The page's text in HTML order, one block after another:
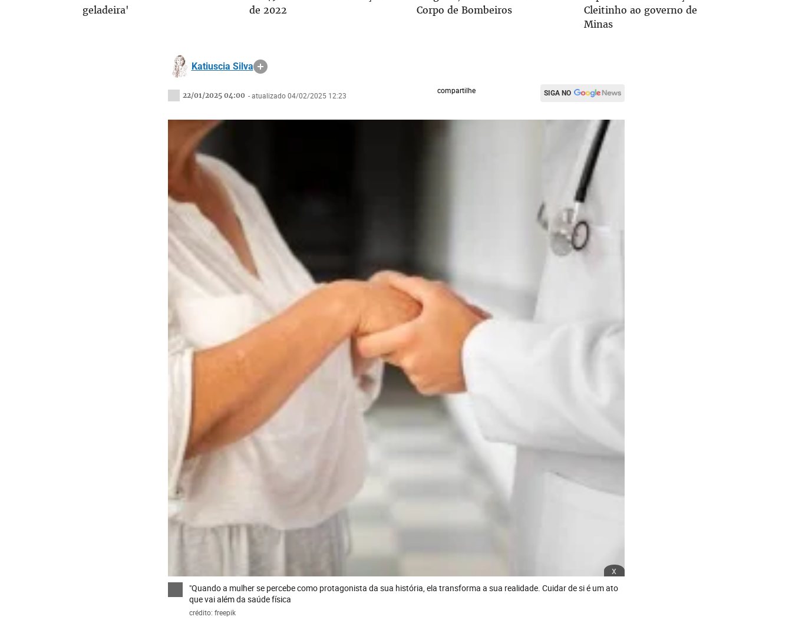
geladeira'
de 2022
Corpo de Bombeiros
Cleitinho ao governo de
Minas
Katiuscia Silva
22/01/2025 04:00 - atualizado 04/02/2025 12:23
compartilhe SIGA NO
x
"Quando a mulher se percebe como protagonista da sua história, ela transforma a sua realidade. Cuidar de si é um ato
que vai além da saúde física
crédito: freepik